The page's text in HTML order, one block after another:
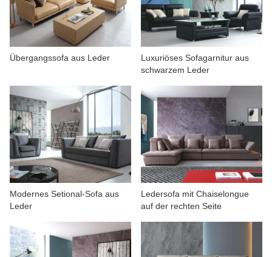
PRODUKTKATALOG
KONTAKTIERE UNS
Übergangssofa aus Leder
Luxuriöses Sofagarnitur aus
schwarzem Leder
Modernes Setional-Sofa aus
Leder
Ledersofa mit Chaiselongue
auf der rechten Seite